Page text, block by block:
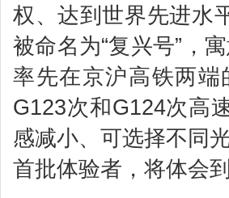
权、达到世界先进水
被命名为“复兴号”，
率先在京沪高铁两
G123次和G124次高
感减小、可选择不同
首批体验者，将体会